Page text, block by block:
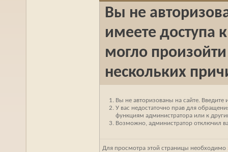
Вы не
имеете доступа
могло
нескольких
Вы не авторизованы на сайте.
У вас недостаточно прав для
функциям администратора или к
Возможно, администратор отключил
Для просмотра этой страницы необходимо